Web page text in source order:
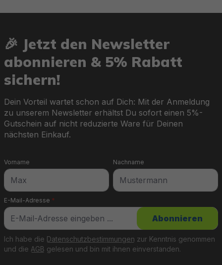
🎉 Jetzt den Newsletter
abonnieren & 5% Rabatt
sichern!
Dein Vorteil wartet schon auf Dich: Mit der Anmeldung
zu unserem Newsletter erhältst Du sofort einen 5%-
Gutschein auf nicht reduzierte Ware für Deinen
nächsten Einkauf.
E-Mail-Adresse *
Vorname Nachname
Ich habe die Datenschutzbestimmungen zur Kenntnis genommen
und die AGB gelesen und bin mit ihnen einverstanden.
Abonnieren